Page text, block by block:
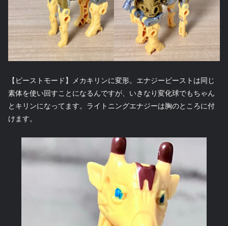
【ビーストモード】メカキリンに変形。エナジービーストは同じ
素体を使い回すことになるんですが、いきなり変化球でもちゃん
とキリンになってます。ライトニングエナジーは胸のところに付
けます。